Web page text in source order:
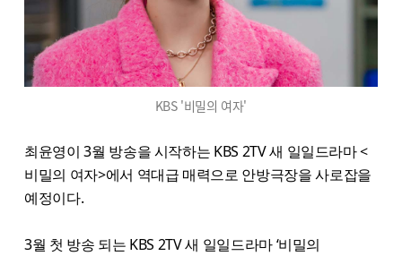
KBS '비밀의 여자'
최윤영이 3월 방송을 시작하는 KBS 2TV 새 일일드라마 <
비밀의 여자>에서 역대급 매력으로 안방극장을 사로잡을
예정이다.
3월 첫 방송 되는 KBS 2TV 새 일일드라마 ‘비밀의